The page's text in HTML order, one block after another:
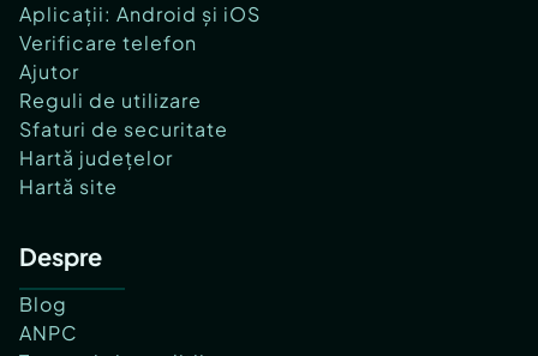
Aplicații: Android și iOS
Verificare telefon
Ajutor
Reguli de utilizare
Sfaturi de securitate
Hartă județelor
Hartă site
Despre
Blog
ANPC